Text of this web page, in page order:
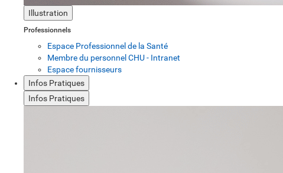
Illustration
Professionnels
Espace Professionnel de la Santé
Membre du personnel CHU - Intranet
Espace fournisseurs
Infos Pratiques
Infos Pratiques